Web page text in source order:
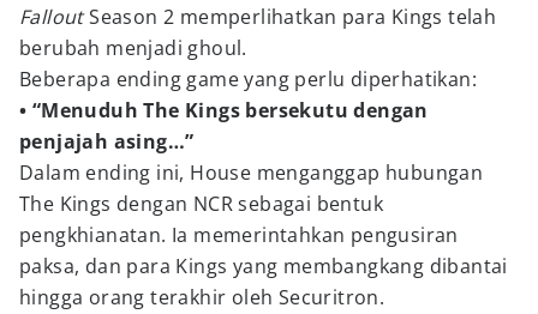
FalloutSeason 2 memperlihatkan para Kings telah
berubah menjadi ghoul.
Beberapa ending game yang perlu diperhatikan:
• “Menuduh The Kings bersekutu dengan
penjajah asing…”
Dalam ending ini, House menganggap hubungan
The Kings dengan NCR sebagai bentuk
pengkhianatan. Ia memerintahkan pengusiran
paksa, dan para Kings yang membangkang dibantai
hingga orang terakhir oleh Securitron.